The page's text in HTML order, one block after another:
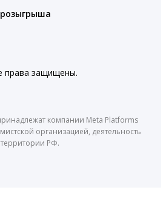
права защищены.
компании Meta Platforms
организацией, деятельность
РФ.